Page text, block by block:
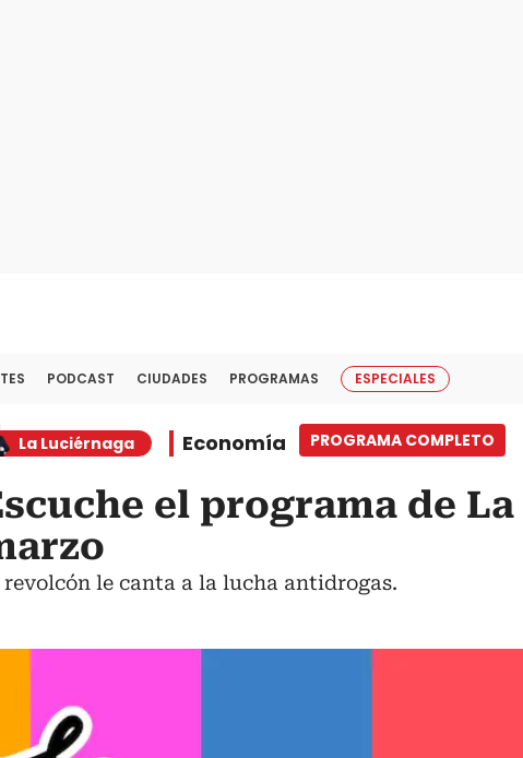
PODCAST CIUDADES PROGRAMAS ESPECIALES
La Luciérnaga Economía PROGRAMA COMPLETO
el programa de
revolcón le canta a la lucha antidrogas.